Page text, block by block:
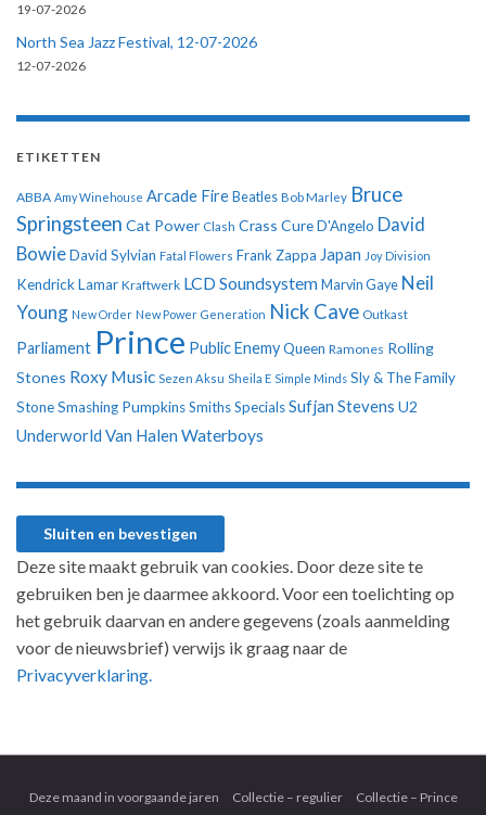
19-07-2026
North Sea Jazz Festival, 12-07-2026
12-07-2026
ETIKETTEN
ABBA Amy Winehouse Arcade Fire Beatles Bob Marley Bruce
Springsteen Cat Power Clash Crass CureD'Angelo David
BowieDavid Sylvian Fatal Flowers Frank Zappa Japan Joy Division
Kendrick Lamar Kraftwerk LCD Soundsystem Marvin Gaye Neil
Young New Order New Power Generation Nick Cave Outkast
Parliament Prince Public EnemyQueen Ramones Rolling
Stones Roxy Music Sezen Aksu Sheila E Simple Minds Sly & The Family
StoneSmashing PumpkinsSmithsSpecialsSufjan Stevens U2
Underworld Van Halen Waterboys
Deze site maakt gebruik van cookies. Door deze site te
gebruiken ben je daarmee akkoord. Voor een toelichting op
het gebruik daarvan en andere gegevens (zoals aanmelding
voor de nieuwsbrief) verwijs ik graag naar de
Privacyverklaring.
Deze maand in voorgaande jaren Collectie – regulier Collectie – Prince